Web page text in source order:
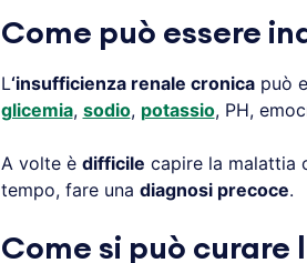
Come può essere
L‘insufficienza renale cronicapuò
glicemia, sodio, potassio, PH,
A volte è difficile capire la malattia
tempo, fare una diagnosi precoce.
Come si può curare